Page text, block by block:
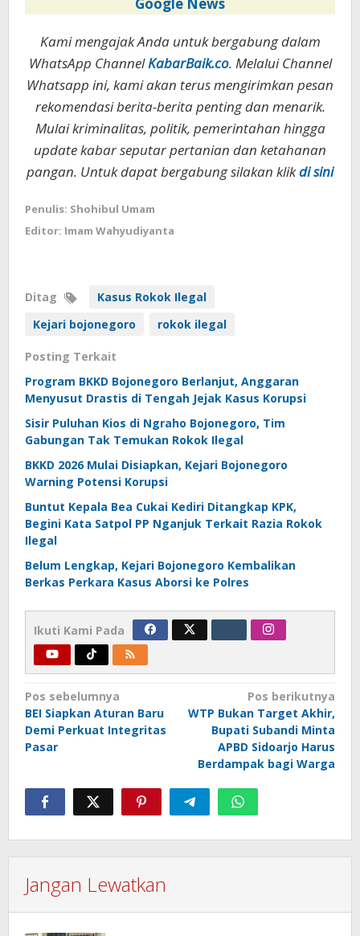
Kami mengajak Anda untuk bergabung dalam
WhatsApp ChannelKabarBaik.co. Melalui Channel
Whatsapp ini, kami akan terus mengirimkan pesan
rekomendasi berita-berita penting dan menarik.
Mulai kriminalitas, politik, pemerintahan hingga
update kabar seputar pertanian dan ketahanan
pangan. Untuk dapat bergabung silakan klikdi sini
Penulis: Shohibul Umam
Editor: Imam Wahyudiyanta
Ditag
Kasus Rokok Ilegal
Kejari bojonegoro
rokok ilegal
Posting Terkait
Program BKKD Bojonegoro Berlanjut, Anggaran
Menyusut Drastis di Tengah Jejak Kasus Korupsi
Sisir Puluhan Kios di Ngraho Bojonegoro, Tim
Gabungan Tak Temukan Rokok Ilegal
BKKD 2026 Mulai Disiapkan, Kejari Bojonegoro
Warning Potensi Korupsi
Buntut Kepala Bea Cukai Kediri Ditangkap KPK,
Begini Kata Satpol PP Nganjuk Terkait Razia Rokok
Ilegal
Belum Lengkap, Kejari Bojonegoro Kembalikan
Berkas Perkara Kasus Aborsi ke Polres
Ikuti Kami Pada
Navigasi
pos
Pos sebelumnya
BEI Siapkan Aturan Baru
Demi Perkuat Integritas
Pasar
Pos berikutnya
WTP Bukan Target Akhir,
Bupati Subandi Minta
APBD Sidoarjo Harus
Berdampak bagi Warga
Jangan Lewatkan